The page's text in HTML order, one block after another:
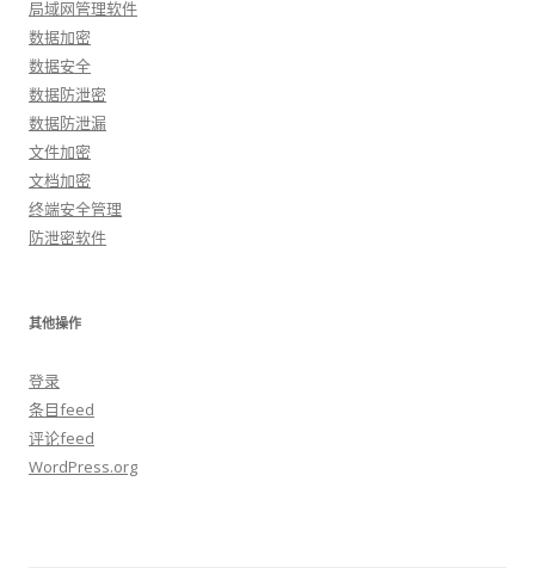
局域网管理软件
数据加密
数据安全
数据防泄密
数据防泄漏
文件加密
文档加密
终端安全管理
防泄密软件
其他操作
登录
条目feed
评论feed
WordPress.org